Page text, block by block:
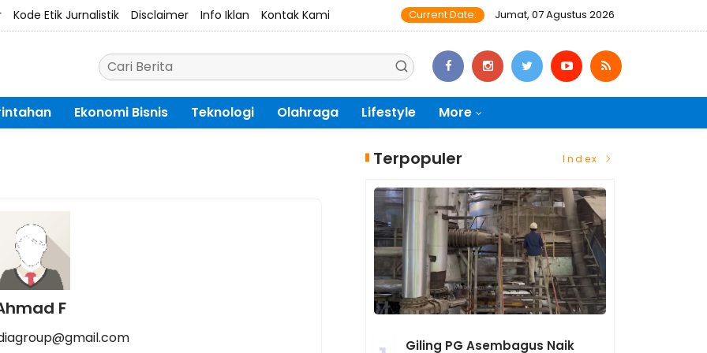
Kode Etik Jurnalistik Disclaimer Info Iklan Kontak Kami Current Date: Jumat, 07 Agustus 2026
Ekonomi Bisnis Teknologi Olahraga Lifestyle More
F
Terpopuler Index
Giling PG Asembagus Naik